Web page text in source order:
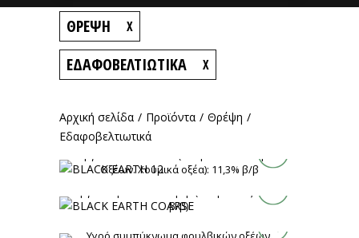
ΘΡΈΨΗ X
ΕΔΑΦΟΒΕΛΤΙΩΤΙΚΆ X
Αρχική σελίδα / Προϊόντα / Θρέψη /
ΕδαφοβελτιωτικάBLACK EARTH 12
Οξέων. Χουμικά οξέα): 11,3% β/β
Εδαφοβελτιωτικά
Θρέψη - Λιπάσματα για Β.Κ.
BLACK EARTH COARSE
β/β).
Εδαφοβελτιωτικά
BLACK EARTH FULVIC